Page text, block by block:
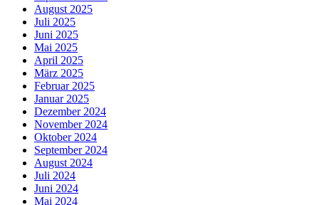
August 2025
Juli 2025
Juni 2025
Mai 2025
April 2025
März 2025
Februar 2025
Januar 2025
Dezember 2024
November 2024
Oktober 2024
September 2024
August 2024
Juli 2024
Juni 2024
Mai 2024